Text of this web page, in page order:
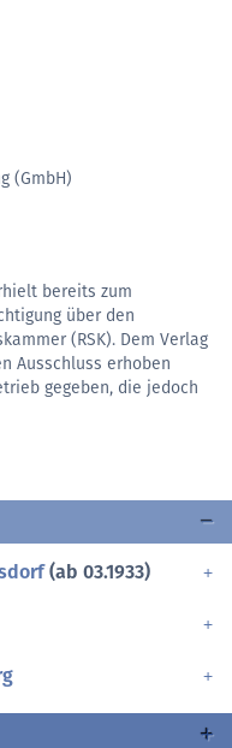
(GmbH)
bereits zum
über den
(RSK). Dem Verlag
Ausschluss erhoben
gegeben, die jedoch
(ab 03.1933)